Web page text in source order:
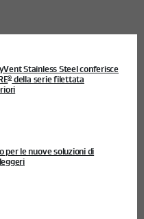
Stainless Steel conferisce
®della serie filettata
per le nuove soluzioni di